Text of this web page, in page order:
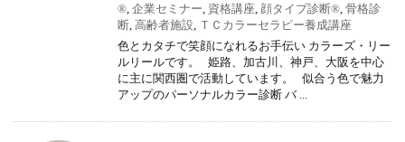
®, 企業セミナー, 資格講座, 顔タイプ診断®, 骨格診
断, 高齢者施設, ＴＣカラーセラピー養成講座
色とカタチで笑顔になれるお手伝い カラーズ・リー
ルリールです。 姫路、加古川、神戸、大阪を中心
に主に関西圏で活動しています。 似合う色で魅力
アップのパーソナルカラー診断 バ ...